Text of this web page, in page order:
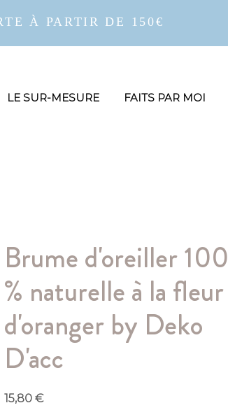
À PARTIR DE 150€
LE SUR-MESURE FAITS PAR MOI
Brume d'oreiller 100
% naturelle à la fleur
d'oranger by Deko
D'acc
15,80 €Prix